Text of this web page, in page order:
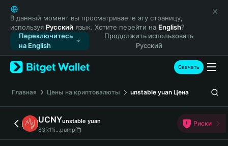
English
日本語
Tiếng Việt
Русский
Español (Latinoamérica)
Türkçe
Français
Deutsch
简体中文
繁體中文
Português (Portugal)
В данный момент вы просматриваете эту страницу,
используя Русский язык. Хотите перейти на English?
Переключитесь
на English
Продолжить использовать
Русский
Скачать
Главная Цены на криптовалюты unstable yuan Цена
UCNYunstable yuan
83R11i...pump
Риски